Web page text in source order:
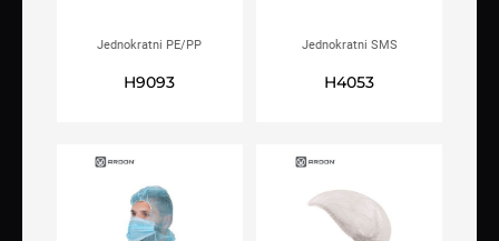
Jednokratni PE/PP
ARDON®MaxShield
H9093
Jednokratni SMS
H4053